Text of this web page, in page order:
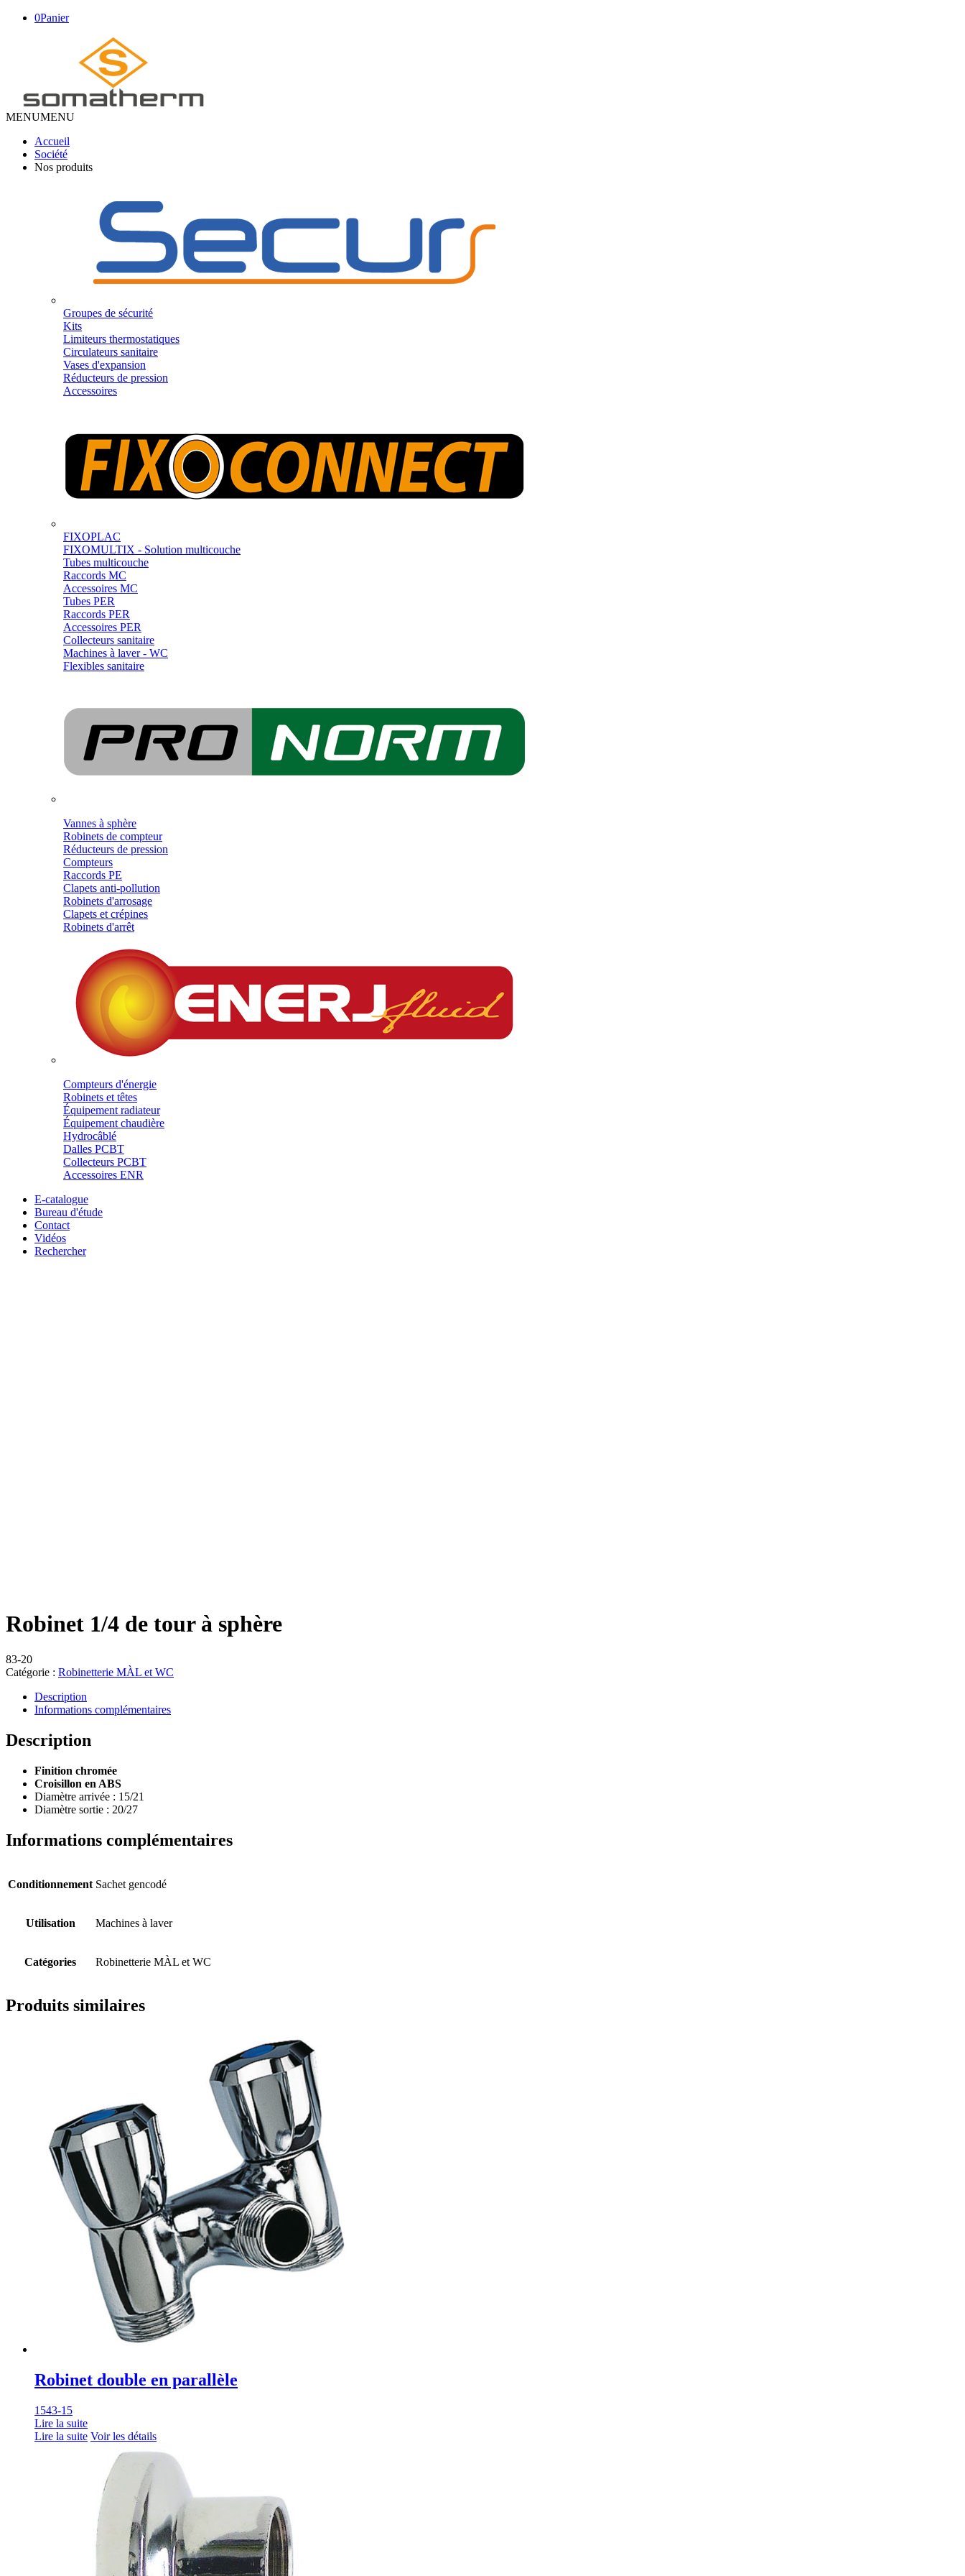
0Panier
MENUMENU
Accueil
Société
Nos produits
Groupes de sécurité
Kits
Limiteurs thermostatiques
Circulateurs sanitaire
Vases d'expansion
Réducteurs de pression
Accessoires
FIXOPLAC
FIXOMULTIX - Solution multicouche
Tubes multicouche
Raccords MC
Accessoires MC
Tubes PER
Raccords PER
Accessoires PER
Collecteurs sanitaire
Machines à laver - WC
Flexibles sanitaire
Vannes à sphère
Robinets de compteur
Réducteurs de pression
Compteurs
Raccords PE
Clapets anti-pollution
Robinets d'arrosage
Clapets et crépines
Robinets d'arrêt
Compteurs d'énergie
Robinets et têtes
Équipement radiateur
Équipement chaudière
Hydrocâblé
Dalles PCBT
Collecteurs PCBT
Accessoires ENR
E-catalogue
Bureau d'étude
Contact
Vidéos
Rechercher
Robinet 1/4 de tour à sphère
83-20
Catégorie : Robinetterie MÀL et WC
Description
Informations complémentaires
Description
Finition chromée
Croisillon en ABS
Diamètre arrivée : 15/21
Diamètre sortie : 20/27
Informations complémentaires
Conditionnement Sachet gencodé
Utilisation Machines à laver
Catégories Robinetterie MÀL et WC
Produits similaires
Robinet double en parallèle
1543-15
Lire la suite
Lire la suite Voir les détails